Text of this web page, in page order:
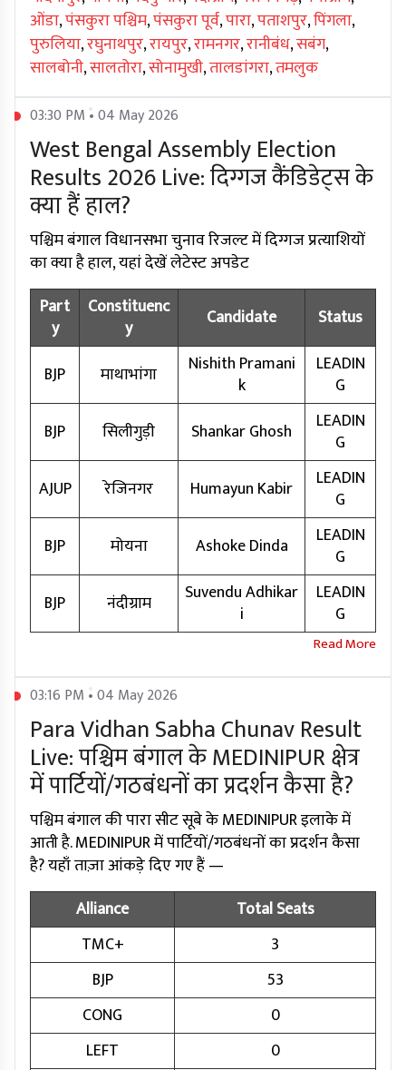
ओंडा,पंसकुरा पश्चिम,पंसकुरा पूर्व,पारा,पताशपुर,पिंगला,
पुरुलिया,रघुनाथपुर,रायपुर,रामनगर,रानीबंध,सबंग,
सालबोनी,सालतोरा,सोनामुखी,तालडांगरा,तमलुक
03:30 PM • 04 May 2026
West Bengal Assembly Election
Results 2026 Live: दिग्गज कैंडिडेट्स के
क्या हैं हाल?
पश्चिम बंगाल विधानसभा चुनाव रिजल्ट में दिग्गज प्रत्याशियों
का क्या है हाल, यहां देखें लेटेस्ट अपडेट
Part
y
Constituenc
y
Candidate Status
BJP माथाभांगा
Nishith Pramani
k
LEADIN
G
BJP
सिलीगुड़ी Shankar Ghosh
LEADIN
G
AJUP
रेजिनगर Humayun Kabir
LEADIN
G
BJP
मोयना Ashoke Dinda
LEADIN
G
BJP
नंदीग्राम
Suvendu Adhikar
i
LEADIN
G
03:16 PM • 04 May 2026
Para Vidhan Sabha Chunav Result
Live: पश्चिम बंगाल के MEDINIPUR क्षेत्र
में पार्टियों/गठबंधनों का प्रदर्शन कैसा है?
पश्चिम बंगाल की पारा सीट सूबे के MEDINIPUR इलाके में
आती है. MEDINIPUR में पार्टियों/गठबंधनों का प्रदर्शन कैसा
है? यहाँ ताज़ा आंकड़े दिए गए हैं —
Alliance
Total Seats
TMC+
3
BJP
53
CONG
0
LEFT
0